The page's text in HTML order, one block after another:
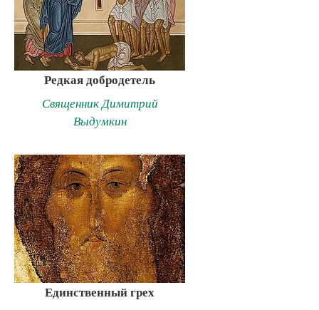
Редкая добродетель
Священник Димитрий
Выдумкин
Единственный грех